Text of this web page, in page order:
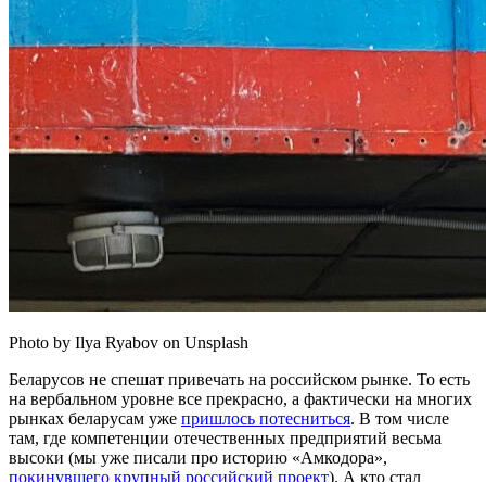
Photo by Ilya Ryabov on Unsplash
Беларусов не спешат привечать на российском рынке. То есть
на вербальном уровне все прекрасно, а фактически на многих
рынках беларусам уже пришлось потесниться. В том числе
там, где компетенции отечественных предприятий весьма
высоки (мы уже писали про историю «Амкодора»,
покинувшего крупный российский проект). А кто стал